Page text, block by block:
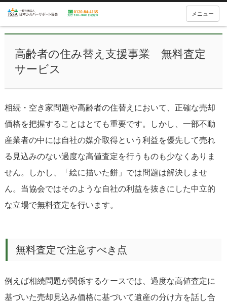
メニュー
高齢者の住み替え支援事業 無料査定
サービス
相続・空き家問題や高齢者の住替えにおいて、正確な売却
価格を把握することはとても重要です。しかし、一部不動
産業者の中には自社の媒介取得という利益を優先して売れ
る見込みのない過度な高値査定を行うものも少なくありま
せん。しかし、「絵に描いた餅」では問題は解決しませ
ん。当協会ではそのような自社の利益を抜きにした中立的
な立場で無料査定を行います。
無料査定で注意すべき点
例えば相続問題が関係するケースでは、過度な高値査定に
基づいた売却見込み価格に基づいて遺産の分け方を話し合